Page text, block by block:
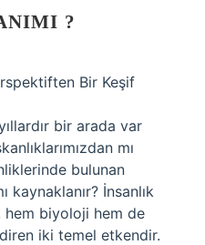
?
Bir Keşif
bir arada var
mı
bulunan
kaynaklanır? İnsanlık
hem biyoloji hem de
iki temel etkendir.